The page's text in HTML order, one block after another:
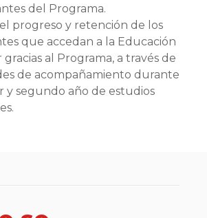
del Programa.
progreso y retención de los
que accedan a la Educación
al Programa, a través de
de acompañamiento durante
y segundo año de estudios